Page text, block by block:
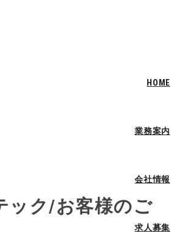
HOME
業務案内
会社情報
求人募集
ック/お客様のご